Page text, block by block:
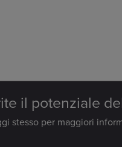
il potenziale
stesso per maggiori